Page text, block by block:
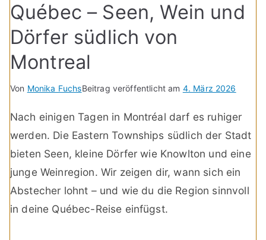
Québec – Seen, Wein und
Dörfer südlich von
Montreal
Von Monika FuchsBeitrag veröffentlicht am 4. März 2026
Nach einigen Tagen in Montréal darf es ruhiger
werden. Die Eastern Townships südlich der Stadt
bieten Seen, kleine Dörfer wie Knowlton und eine
junge Weinregion. Wir zeigen dir, wann sich ein
Abstecher lohnt – und wie du die Region sinnvoll
in deine Québec-Reise einfügst.